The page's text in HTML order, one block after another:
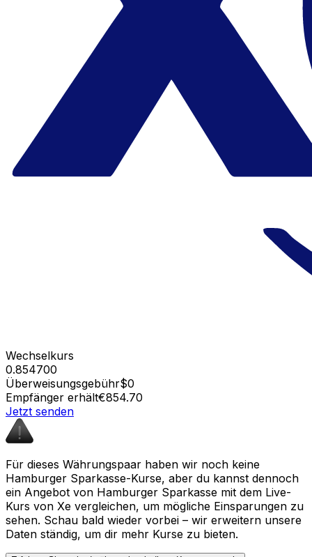
Wechselkurs
0.854700
Überweisungsgebühr$0
Empfänger erhält€854.70
Jetzt senden
Für dieses Währungspaar haben wir noch keine
Hamburger Sparkasse-Kurse, aber du kannst dennoch
ein Angebot von Hamburger Sparkasse mit dem Live-
Kurs von Xe vergleichen, um mögliche Einsparungen zu
sehen. Schau bald wieder vorbei – wir erweitern unsere
Daten ständig, um dir mehr Kurse zu bieten.